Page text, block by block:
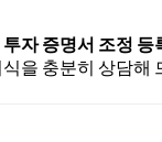
투자 증명서 조정 등
을 충분히 상담해